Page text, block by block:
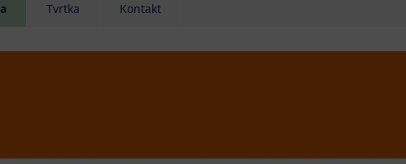
Tvrtka Kontakt